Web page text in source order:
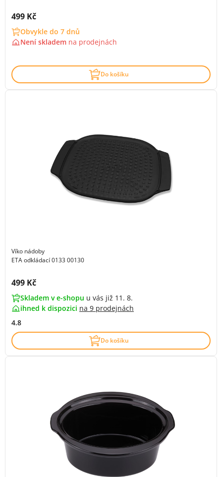
Cena s DPH:
499 Kč
Obvykle do 7 dnů
Není skladem na prodejnách
Do košíku
Víko nádoby
ETA odkládací 0133 00130
Cena s DPH:
499 Kč
Skladem v e-shopu u vás již 11. 8.
ihned k dispozici na 9 prodejnách
4.8
Do košíku